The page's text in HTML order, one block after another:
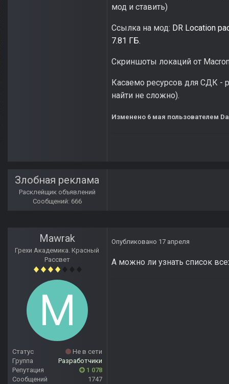
мод и ставить)
Ссылка на мод: DR Location
7.81 ГБ.
Скриншоты локаций от
Касаемо ресурсов для СДК -
найти не сложно).
Изменено 6 мая пользователем
Злобная реклама
Расклейщик объявлений
Сообщений: 666
Mawrak
Грехи Академика. Красный
Рассвет
Статус
Не в сети
Группа
Разработчики
Репутация
1 078
Сообщений
1747
Опубликовано 17 апреля
А можно ли узнать список